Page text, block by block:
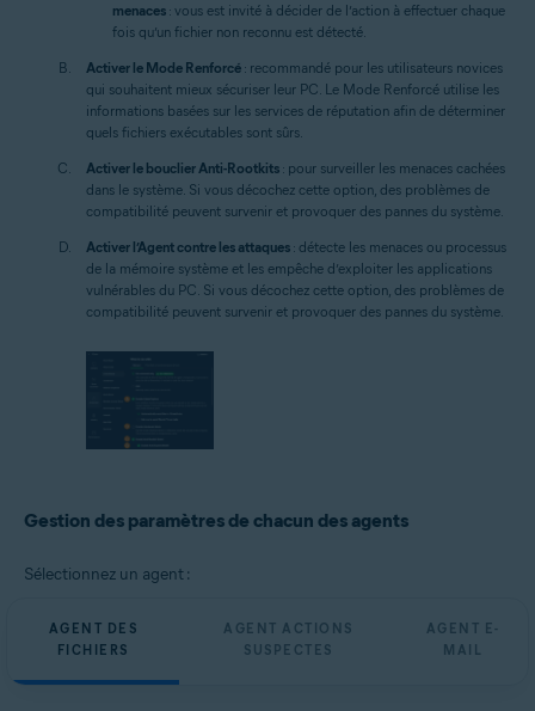
menaces : vous est invité à décider de l’action à effectuer chaque
fois qu’un fichier non reconnu est détecté.
Activer le Mode Renforcé : recommandé pour les utilisateurs novices
qui souhaitent mieux sécuriser leur PC. Le Mode Renforcé utilise les
informations basées sur les services de réputation afin de déterminer
quels fichiers exécutables sont sûrs.
Activer le bouclier Anti-Rootkits : pour surveiller les menaces cachées
dans le système. Si vous décochez cette option, des problèmes de
compatibilité peuvent survenir et provoquer des pannes du système.
Activer l’Agent contre les attaques : détecte les menaces ou processus
de la mémoire système et les empêche d’exploiter les applications
vulnérables du PC. Si vous décochez cette option, des problèmes de
compatibilité peuvent survenir et provoquer des pannes du système.
Gestion des paramètres de chacun des agents
Sélectionnez un agent :
AGENT DES
FICHIERS
AGENT ACTIONS
SUSPECTES
AGENT E-
MAIL